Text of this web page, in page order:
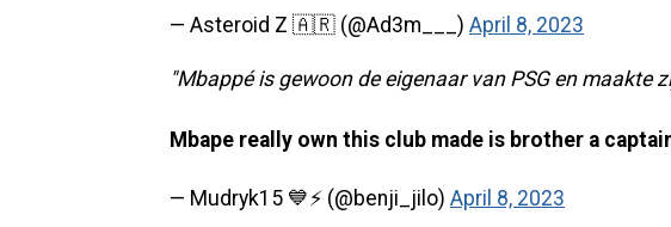
— Asteroid Z 🇦🇷 (@Ad3m___) April 8, 2023
"Mbappé is gewoon de eigenaar van PSG en maakte
Mbape really own this club made is brother a
— Mudryk15 💙⚡️ (@benji_jilo) April 8, 2023